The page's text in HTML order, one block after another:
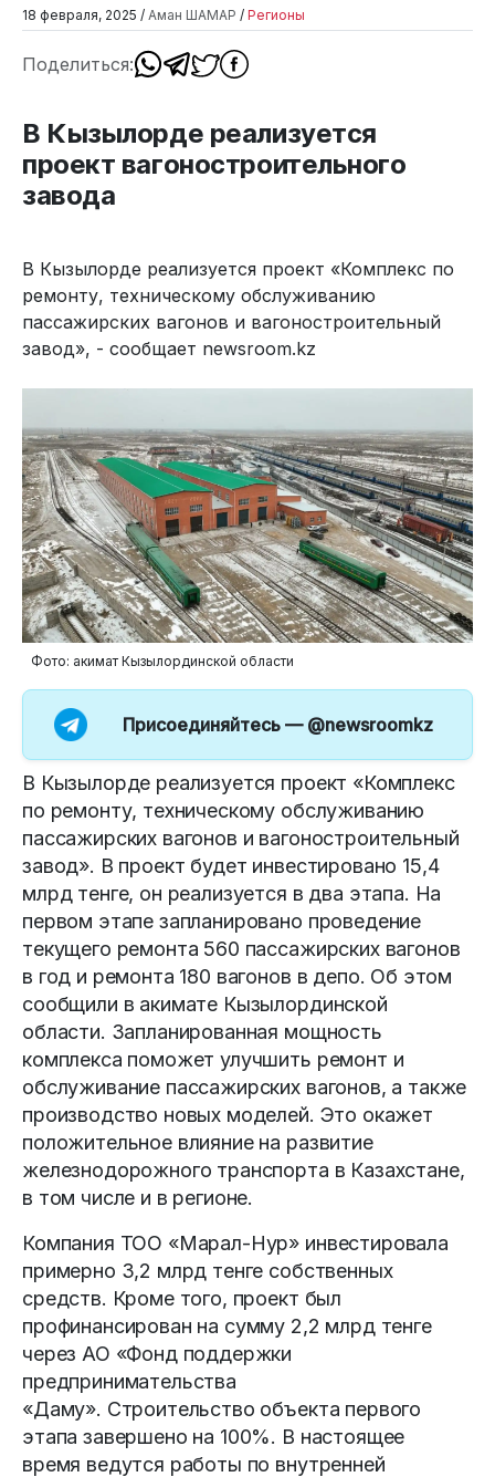
18 февраля, 2025 / Аман ШАМАР / Регионы
Поделиться:
В Кызылорде реализуется
проект вагоностроительного
завода
В Кызылорде реализуется проект «Комплекс по
ремонту, техническому обслуживанию
пассажирских вагонов и вагоностроительный
завод», - сообщает newsroom.kz
Фото: акимат Кызылординской области
Присоединяйтесь — @newsroomkz
В Кызылорде реализуется проект «Комплекс
по ремонту, техническому обслуживанию
пассажирских вагонов и вагоностроительный
завод». В проект будет инвестировано 15,4
млрд тенге, он реализуется в два этапа. На
первом этапе запланировано проведение
текущего ремонта 560 пассажирских вагонов
в год и ремонта 180 вагонов в депо. Об этом
сообщили в акимате Кызылординской
области. Запланированная мощность
комплекса поможет улучшить ремонт и
обслуживание пассажирских вагонов, а также
производство новых моделей. Это окажет
положительное влияние на развитие
железнодорожного транспорта в Казахстане,
в том числе и в регионе.
Компания ТОО «Марал-Нур» инвестировала
примерно 3,2 млрд тенге собственных
средств. Кроме того, проект был
профинансирован на сумму 2,2 млрд тенге
через АО «Фонд поддержки
предпринимательства
«Даму». Строительство объекта первого
этапа завершено на 100%. В настоящее
время ведутся работы по внутренней